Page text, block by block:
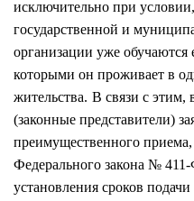
исключительно при
государственной и
организации уже обучаются
которыми он проживает в
жительства. В связи с этим,
(законные представители)
преимущественного
Федерального закона №
установления сроков